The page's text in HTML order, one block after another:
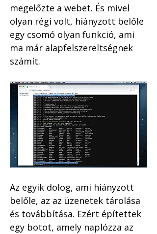
megelőzte a webet. És mivel
olyan régi volt, hiányzott belőle
egy csomó olyan funkció, ami
ma már alapfelszereltségnek
számít.
Az egyik dolog, ami hiányzott
belőle, az az üzenetek tárolása
és továbbítása. Ezért építettek
egy botot, amely naplózza az